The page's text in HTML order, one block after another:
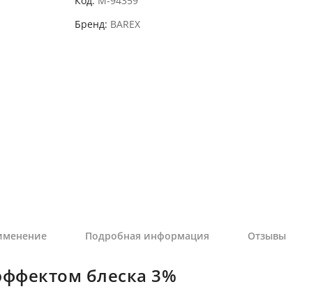
Бренд BAREX
блеска 3%
Подробная информация Отзывы